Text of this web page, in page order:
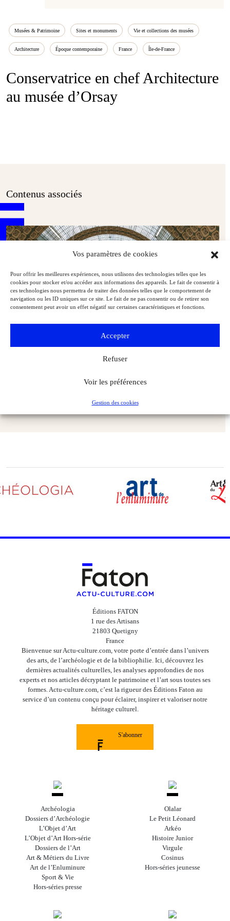
Vos paramètres de cookies
Pour offrir les meilleures expériences, nous utilisons des technologies telles que les
cookies pour stocker et/ou accéder aux informations des appareils. Le fait de consentir à
ces technologies nous permettra de traiter des données telles que le comportement de
navigation ou les ID uniques sur ce site. Le fait de ne pas consentir ou de retirer son
consentement peut avoir un effet négatif sur certaines caractéristiques et fonctions.
Accepter
Refuser
Voir les préférences
Gestion des cookies
Musées & Patrimoine Sites et monuments Vie et collections des musées
Architecture Époque contemporaine France Île-de-France
Conservatrice en chef Architecture
au musée d’Orsay
Contenus associés
Avril 2025 : notre sélection de livres d’art
Éditions FATON
1 rue des Artisans
21803 Quetigny
France
Bienvenue sur Actu-culture.com, votre porte d’entrée dans l’univers
des arts, de l’archéologie et de la bibliophilie. Ici, découvrez les
dernières actualités culturelles, les analyses approfondies de nos
experts et nos articles décryptant le patrimoine et l’art sous toutes ses
formes. Actu-culture.com, c’est la rigueur des Éditions Faton au
service d’un contenu conçu pour éclairer, inspirer et valoriser notre
héritage culturel.
S'abonner
Archéologia
Dossiers d’Archéologie
L’Objet d’Art
L’Objet d’Art Hors-série
Dossiers de l’Art
Art & Métiers du Livre
Art de l’Enluminure
Sport & Vie
Hors-séries presse
Olalar
Le Petit Léonard
Arkéo
Histoire Junior
Virgule
Cosinus
Hors-séries jeunesse